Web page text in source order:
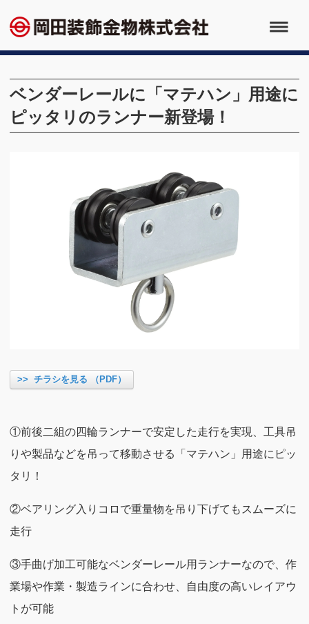
ベンダーレールに「マテハン」用途に
ピッタリのランナー新登場！
>> チラシを見る （PDF）
①前後二組の四輪ランナーで安定した走行を実現、工具吊
りや製品などを吊って移動させる「マテハン」用途にピッ
タリ！
②ベアリング入りコロで重量物を吊り下げてもスムーズに
走行
③手曲げ加工可能なベンダーレール用ランナーなので、作
業場や作業・製造ラインに合わせ、自由度の高いレイアウ
トが可能